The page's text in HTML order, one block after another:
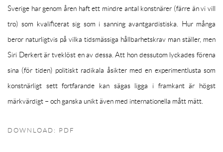
Sverige har genom åren haft ett mindre antal konstnärer (färre än vi vill
tro) som kvalificerat sig som i sanning avantgardistiska. Hur många
beror naturligtvis på vilka tidsmässiga hållbarhetskrav man ställer, men
Siri Derkert är tveklöst en av dessa. Att hon dessutom lyckades förena
sina (för tiden) politiskt radikala åsikter med en experimentlusta som
konstnärligt sett fortfarande kan sägas ligga i framkant är högst
märkvärdigt – och ganska unikt även med internationella mått mätt.
DOWNLOAD: PDF